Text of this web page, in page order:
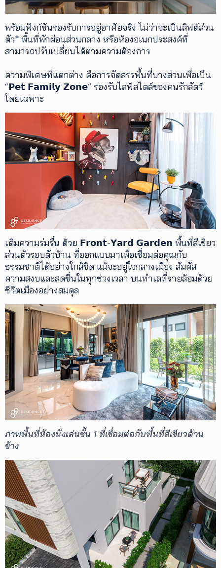
พร้อมฟังก์ชันรองรับการอยู่อาศัยจริง ไม่ว่าจะเป็นลิฟต์ส่วน
ตัว* พื้นที่พักผ่อนส่วนกลาง หรือห้องอเนกประสงค์ที่
สามารถปรับเปลี่ยนได้ตามความต้องการ
ความพิเศษที่แตกต่าง คือการจัดสรรพื้นที่บางส่วนเพื่อเป็น
“𝗣𝗲𝘁 𝗙𝗮𝗺𝗶𝗹𝘆 𝗭𝗼𝗻𝗲” รองรับไลฟ์สไตล์ของคนรักสัตว์
โดยเฉพาะ
เติมความร่มรื่น ด้วย 𝗙𝗿𝗼𝗻𝘁-𝗬𝗮𝗿𝗱 𝗚𝗮𝗿𝗱𝗲𝗻 พื้นที่สีเขียว
ส่วนตัวรอบตัวบ้าน ที่ออกแบบมาเพื่อเชื่อมต่อคุณกับ
ธรรมชาติได้อย่างใกล้ชิด แม้จะอยู่ใจกลางเมือง สัมผัส
ความสงบและสดชื่นในทุกช่วงเวลา บนทำเลที่รายล้อมด้วย
ชีวิตเมืองอย่างสมดุล
ภาพพื้นที่ห้องนั่งเล่นชั้น 1 ที่เชื่อมต่อกับพื้นที่สีเขียวด้าน
ข้าง